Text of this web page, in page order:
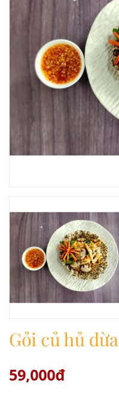
Gỏi củ hủ dừa
59,000đ